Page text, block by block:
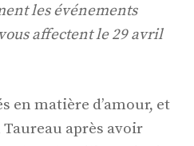
les événements
affectent le 29 avril
en matière d’amour, et
Taureau après avoir